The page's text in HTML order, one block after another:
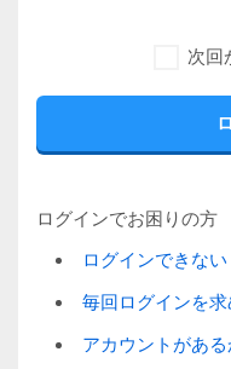
次回
ログインでお困りの方
ログインできない
毎回ログインを求
アカウントがあ